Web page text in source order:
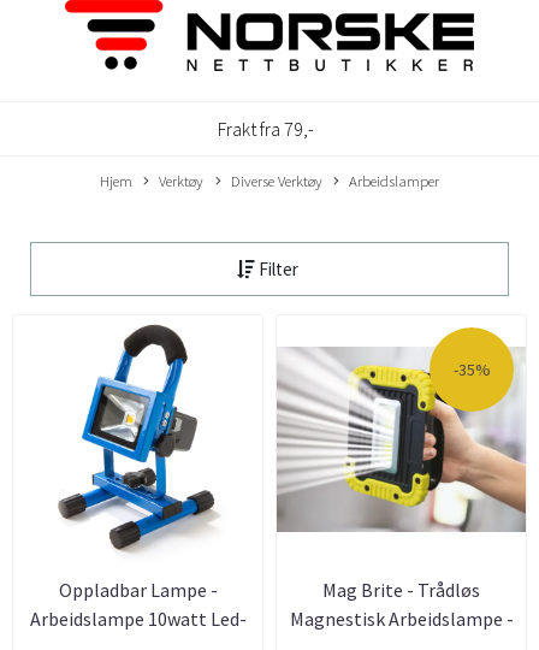
Frakt fra 79,-
Hjem Verktøy Diverse Verktøy Arbeidslamper
Filter
Oppladbar Lampe -
Arbeidslampe 10watt Led-
-35%
Mag Brite - Trådløs
Magnestisk Arbeidslampe -